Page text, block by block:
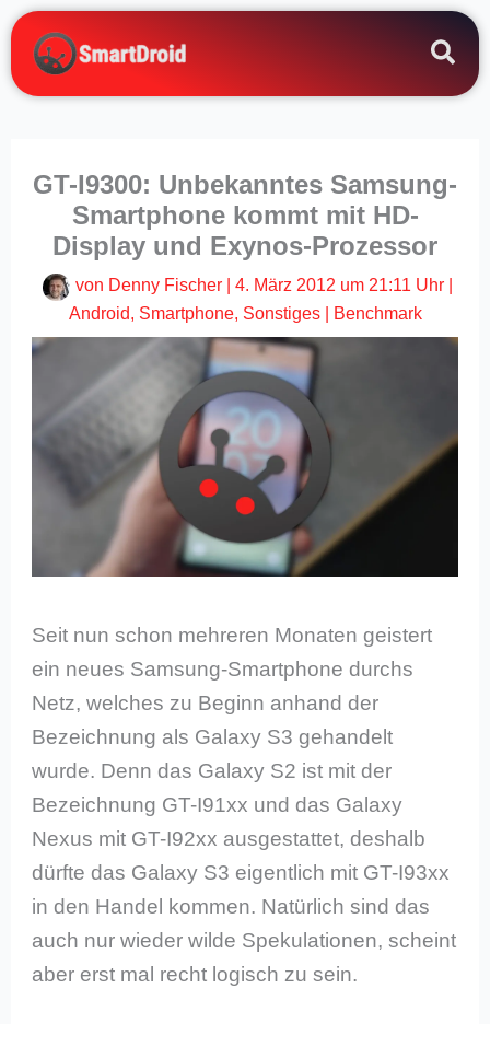
Zum
Inhalt
springen
GT-I9300: Unbekanntes Samsung-
Smartphone kommt mit HD-
Display und Exynos-Prozessor
von Denny Fischer 4. März 2012 um 21:11 Uhr
Android, Smartphone, Sonstiges| Benchmark
Seit nun schon mehreren Monaten geistert
ein neues Samsung-Smartphone durchs
Netz, welches zu Beginn anhand der
Bezeichnung als Galaxy S3 gehandelt
wurde. Denn das Galaxy S2 ist mit der
Bezeichnung GT-I91xx und das Galaxy
Nexus mit GT-I92xx ausgestattet, deshalb
dürfte das Galaxy S3 eigentlich mit GT-I93xx
in den Handel kommen. Natürlich sind das
auch nur wieder wilde Spekulationen, scheint
aber erst mal recht logisch zu sein.